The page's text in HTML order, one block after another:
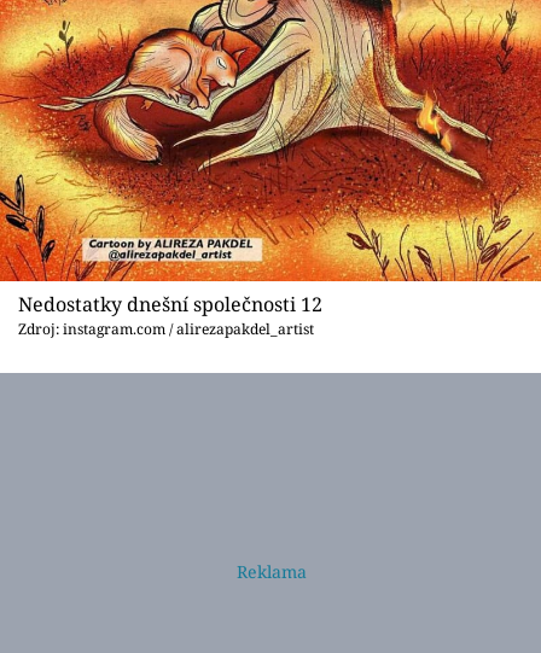
Nedostatky dnešní společnosti 12
Zdroj: instagram.com / alirezapakdel_artist